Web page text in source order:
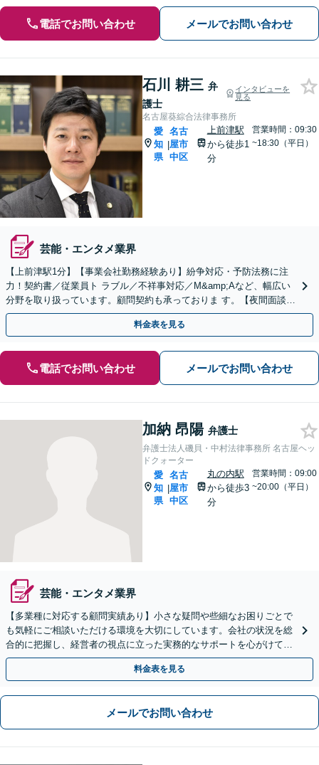
電話でお問い合わせ メールでお問い合わせ
石川 耕三 弁
護士
インタビューを
見る
名古屋葵綜合法律事務所
愛
知
県
|
名古
屋市
中区
上前津駅
から徒歩1
分
営業時間：09:30
~18:30（平日）
芸能・エンタメ業界
【上前津駅1分】【事業会社勤務経験あり】紛争対応・予防法務に注
力！契約書／従業員ト ラブル／不祥事対応／M&amp;Aなど、幅広い
分野を取り扱っています。顧問契約も承っておりま す。【夜間面談可
能】【オンライン相談可能】
料金表を見る
電話でお問い合わせ メールでお問い合わせ
加納 昂陽 弁護士
弁護士法人磯貝・中村法律事務所 名古屋ヘッ
ドクォーター
愛
知
県
|
名古
屋市
中区
丸の内駅
から徒歩3
分
営業時間：09:00
~20:00（平日）
芸能・エンタメ業界
【多業種に対応する顧問実績あり】小さな疑問や些細なお困りごとで
も気軽にご相談いただける環境を大切にしています。会社の状況を総
合的に把握し、経営者の視点に立った実務的なサポートを心がけてお
りますので、お困りごとは何でもご相談ください。
料金表を見る
メールでお問い合わせ